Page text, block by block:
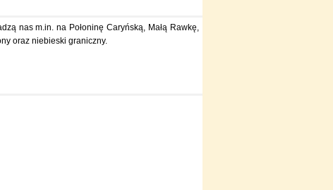
nas m.in. na Połoninę Caryńską, Małą Rawkę,
oraz niebieski graniczny.